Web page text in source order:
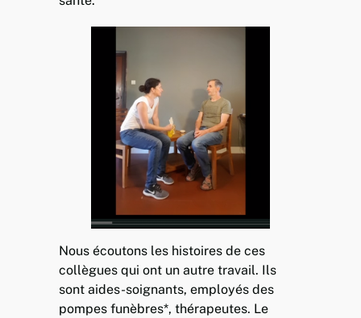
Nous écoutons les histoires de ces
collègues qui ont un autre travail. Ils
sont aides-soignants, employés des
pompes funèbres*, thérapeutes. Le